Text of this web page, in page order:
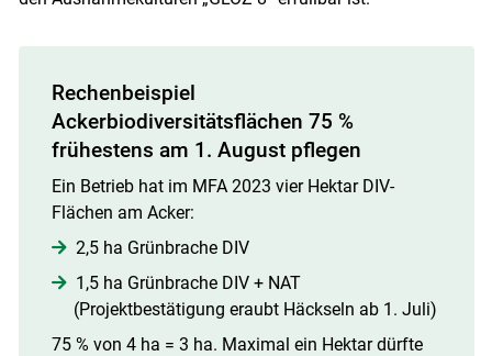
Rechenbeispiel
Ackerbiodiversitätsflächen 75 %
frühestens am 1. August pflegen
Ein Betrieb hat im MFA 2023 vier Hektar DIV-
Flächen am Acker:
2,5 ha Grünbrache DIV
1,5 ha Grünbrache DIV + NAT
(Projektbestätigung eraubt Häckseln ab 1. Juli)
75 % von 4 ha = 3 ha. Maximal ein Hektar dürfte